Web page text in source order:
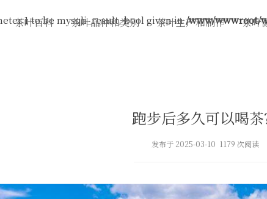
1 to be mysqli_result, bool given in/www/wwwroot/
茶叶百科 茶叶品种和类别 茶叶生产和制作 茶叶
跑步后多久可以喝茶
发布于 2025-03-10 1179 次阅读